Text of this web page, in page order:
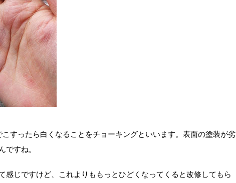
すったら白くなることをチョーキングといいます。表面の塗装が劣
ですね。
感じですけど、これよりももっとひどくなってくると改修してもら